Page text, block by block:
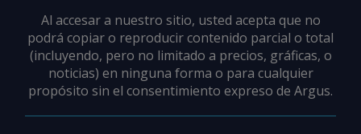
Al accesar a nuestro sitio, usted acepta que no
podrá copiar o reproducir contenido parcial o total
(incluyendo, pero no limitado a precios, gráficas, o
noticias) en ninguna forma o para cualquier
propósito sin el consentimiento expreso de Argus.